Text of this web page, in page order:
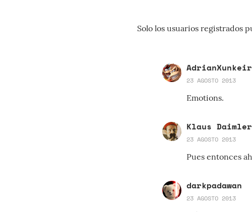
Solo los usuarios registrados
23 AGOSTO 2013
Emotions.
Klaus Daimler
23 AGOSTO 2013
Pues entonces
darkpadawan
23 AGOSTO 2013